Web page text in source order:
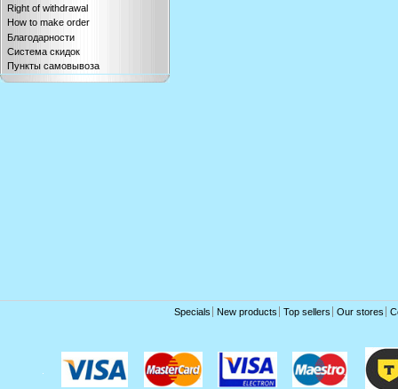
Right of withdrawal
How to make order
Благодарности
Система скидок
Пункты самовывоза
Specials New products Top sellers Our stores